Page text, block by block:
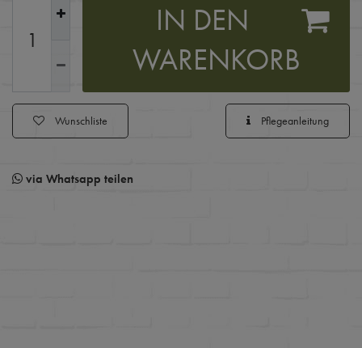
IN DEN
WARENKORB
Wunschliste Pflegeanleitung
via Whatsapp teilen